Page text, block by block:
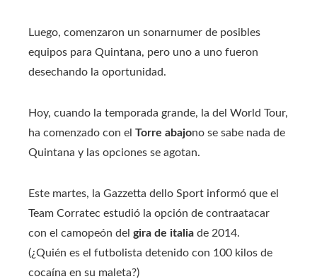
Luego, comenzaron un sonarnumer de posibles
equipos para Quintana, pero uno a uno fueron
desechando la oportunidad.
Hoy, cuando la temporada grande, la del World Tour,
ha comenzado con el Torre abajono se sabe nada de
Quintana y las opciones se agotan.
Este martes, la Gazzetta dello Sport informó que el
Team Corratec estudió la opción de contraatacar
con el camopeón del gira de italia de 2014.
(¿Quién es el futbolista detenido con 100 kilos de
cocaína en su maleta?)